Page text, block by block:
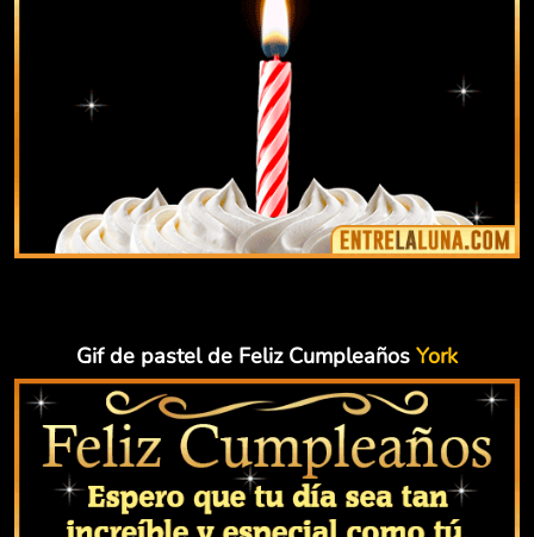
Gif de pastel de Feliz Cumpleaños York